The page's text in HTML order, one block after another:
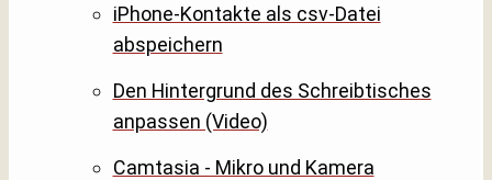
iPhone-Kontakte als csv-Datei
abspeichern
Den Hintergrund des Schreibtisches
anpassen (Video)
Camtasia - Mikro und Kamera